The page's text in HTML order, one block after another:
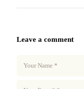
Leave a comment